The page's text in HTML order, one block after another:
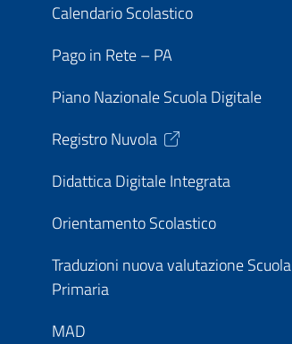
Calendario Scolastico
Pago in Rete – PA
Piano Nazionale Scuola Digitale
Registro Nuvola
Didattica Digitale Integrata
Orientamento Scolastico
Traduzioni nuova valutazione Scuola
Primaria
MAD